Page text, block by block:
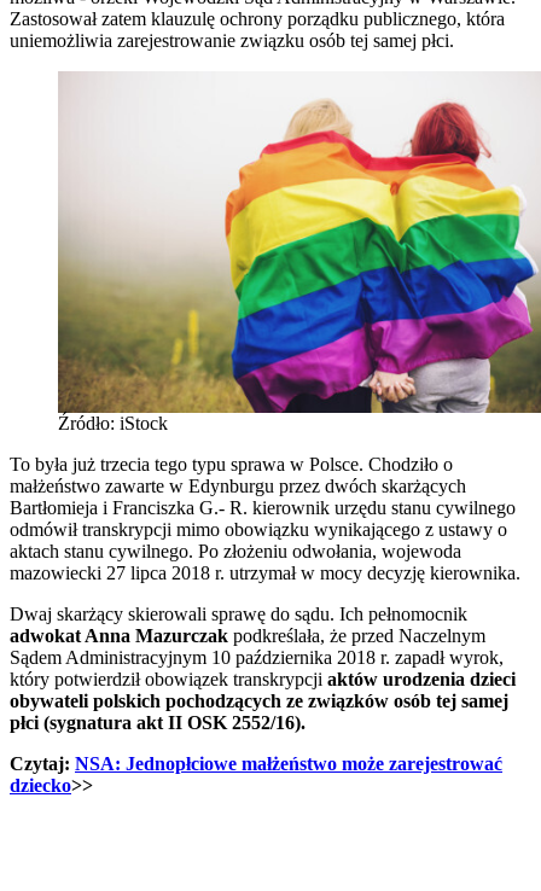
Zastosował zatem klauzulę ochrony porządku publicznego, która
uniemożliwia zarejestrowanie związku osób tej samej płci.
Źródło: iStock
To była już trzecia tego typu sprawa w Polsce. Chodziło o
małżeństwo zawarte w Edynburgu przez dwóch skarżących
Bartłomieja i Franciszka G.- R. kierownik urzędu stanu cywilnego
odmówił transkrypcji mimo obowiązku wynikającego z ustawy o
aktach stanu cywilnego. Po złożeniu odwołania, wojewoda
mazowiecki 27 lipca 2018 r. utrzymał w mocy decyzję kierownika.
Dwaj skarżący skierowali sprawę do sądu. Ich pełnomocnik
adwokat Anna Mazurczak podkreślała, że przed Naczelnym
Sądem Administracyjnym 10 października 2018 r. zapadł wyrok,
który potwierdził obowiązek transkrypcji aktów urodzenia dzieci
obywateli polskich pochodzących ze związków osób tej samej
płci (sygnatura akt II OSK 2552/16).
Czytaj: NSA: Jednopłciowe małżeństwo może zarejestrować
dziecko>>